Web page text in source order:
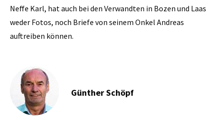
Neffe Karl, hat auch bei den Verwandten in Bozen und Laas
weder Fotos, noch Briefe von seinem Onkel Andreas
auftreiben können.
Günther Schöpf